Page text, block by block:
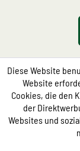
Diese Website
Website
Cookies, die den
der
Websites und